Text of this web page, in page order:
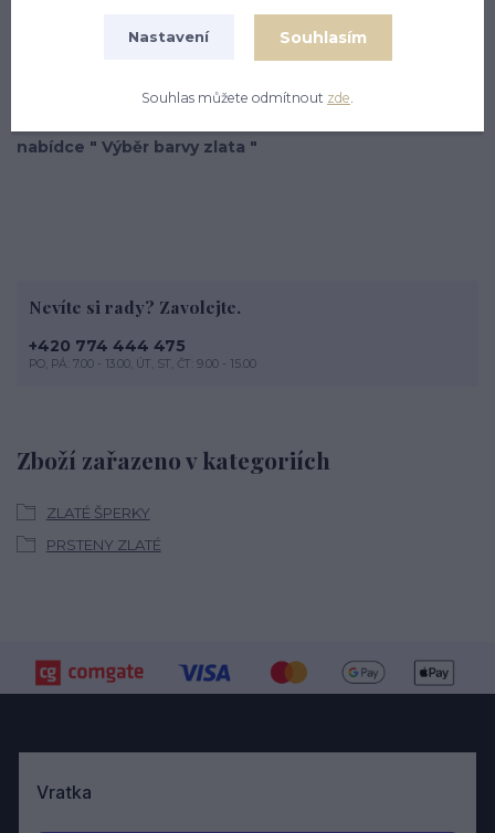
Zlatý prsten se Swarovski krystalem. Velikost Swarovski
krystalu je 14 mm. Prstýnek je z bílého čtrnácti karátového
nabídce " Výběr barvy zlata "
Zboží zařazeno v kategoriích
ZLATÉ ŠPERKY
PRSTENY ZLATÉ
Nevíte si rady? Zavolejte.
+420 774 444 475
PO, PÁ: 7.00 - 13.00, ÚT, ST, ČT: 9.00 - 15.00
Nastavení Souhlasím
Souhlas můžete odmítnout zde.